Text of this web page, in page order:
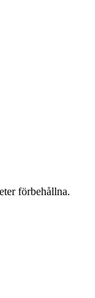
förbehållna.